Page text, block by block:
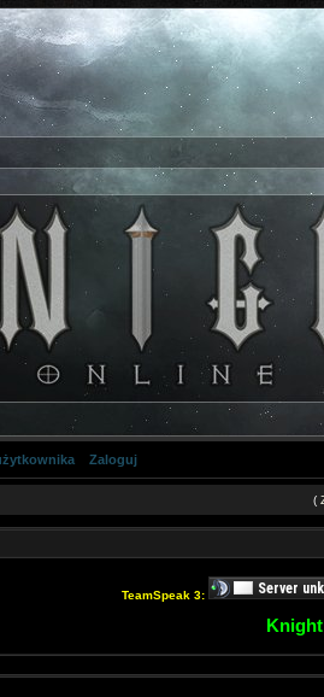
Zaloguj
(
TeamSpeak 3: